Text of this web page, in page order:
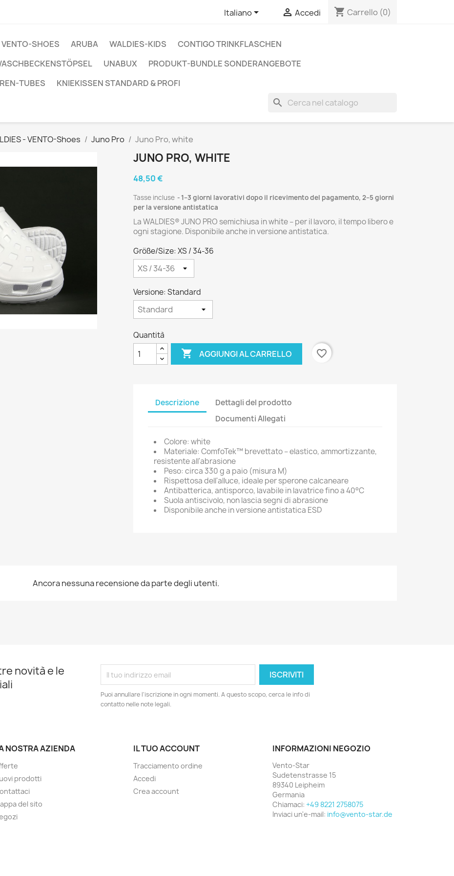
Italiano  Accedi shopping_cart Carrello (0)
SHOES ARUBA WALDIES-KIDS
CONTIGO TRINKFLASCHEN
UNABUX
PRODUKT-BUNDLE SONDERANGEBOTE
TUBES
KNIEKISSEN STANDARD & PROFI
search
- VENTO-Shoes Juno Pro Juno Pro, white
JUNO PRO, WHITE
48,50 €
Tasse incluse
1–3 giorni lavorativi dopo il ricevimento del pagamento, 2–5 giorni
per la versione antistatica
La WALDIES® JUNO PRO semichiusa in white – per il lavoro, il tempo libero e
ogni stagione. Disponibile anche in versione antistatica.
Größe/Size: XS / 34-36
Versione: Standard
Quantità
 AGGIUNGI AL CARRELLO favorite_border
Descrizione
Dettagli del prodotto
Documenti Allegati
Colore: white
Materiale: ComfoTek™ brevettato – elastico, ammortizzante,
resistente all'abrasione
Peso: circa 330 g a paio (misura M)
Rispettosa dell'alluce, ideale per sperone calcaneare
Antibatterica, antisporco, lavabile in lavatrice fino a 40°C
Suola antiscivolo, non lascia segni di abrasione
Disponibile anche in versione antistatica ESD
Ancora nessuna recensione da parte degli utenti.
novità e le
Puoi annullare l'iscrizione in ogni momenti. A questo scopo, cerca le info di
contatto nelle note legali.
NOSTRA AZIENDA
prodotti
del sito
IL TUO ACCOUNT
Tracciamento ordine
Accedi
Crea account
INFORMAZIONI NEGOZIO
Vento-Star
Sudetenstrasse 15
89340 Leipheim
Germania
Chiamaci: +49 8221 2758075
Inviaci un'e-mail: info@vento-star.de